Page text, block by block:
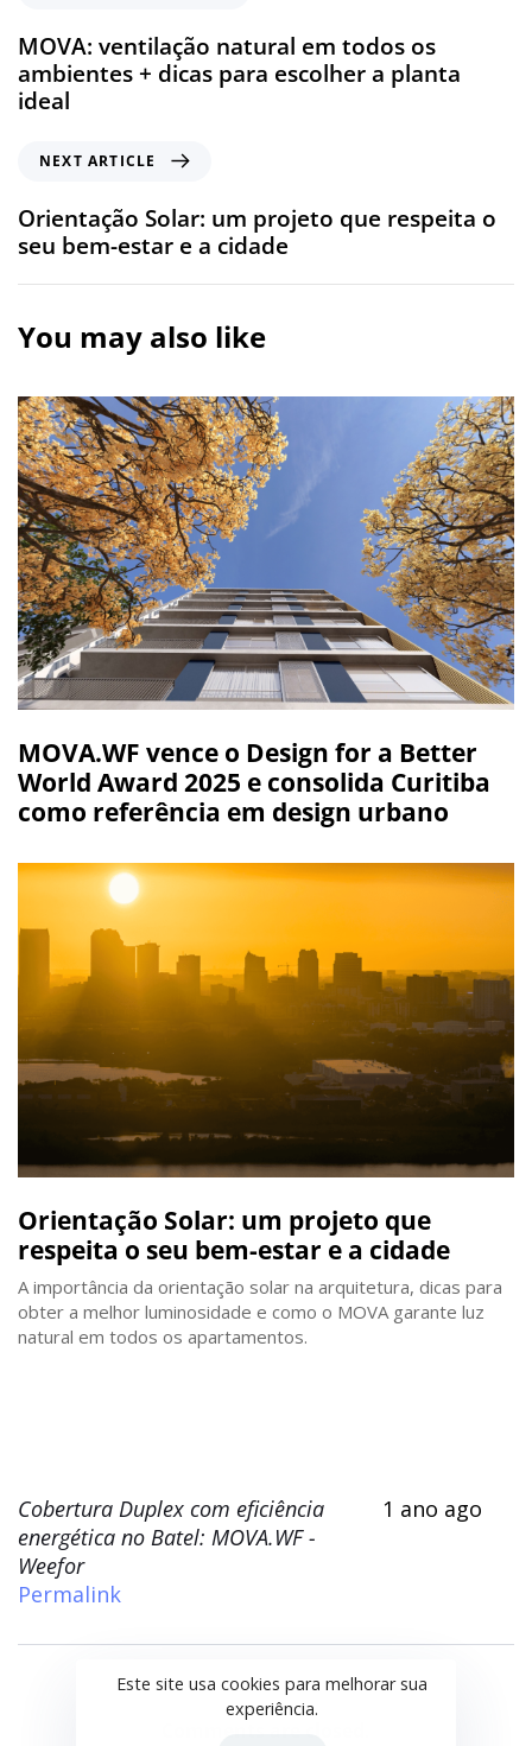
MOVA: ventilação natural em todos os
ambientes + dicas para escolher a planta
ideal
NEXT ARTICLE
Orientação Solar: um projeto que respeita o
seu bem-estar e a cidade
You may also like
MOVA.WF vence o Design for a Better
World Award 2025 e consolida Curitiba
como referência em design urbano
Orientação Solar: um projeto que
respeita o seu bem-estar e a cidade
A importância da orientação solar na arquitetura, dicas para
obter a melhor luminosidade e como o MOVA garante luz
natural em todos os apartamentos.
Cobertura Duplex com eficiência
energética no Batel: MOVA.WF -
Weefor
1 ano ago
Permalink
Este site usa cookies para melhorar sua
experiência.